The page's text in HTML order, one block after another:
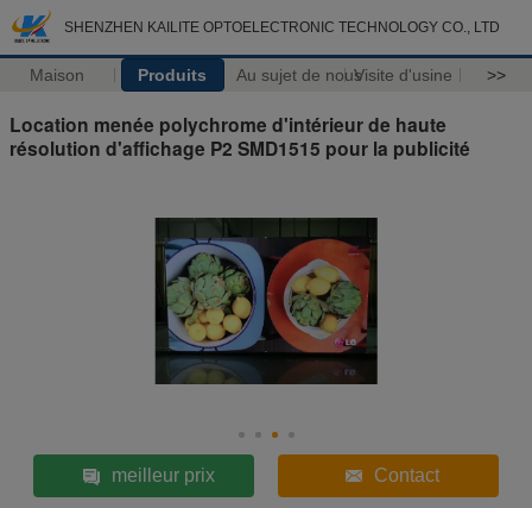
SHENZHEN KAILITE OPTOELECTRONIC TECHNOLOGY CO., LTD
Maison Produits Au sujet de nousVisite d'usine >>
Location menée polychrome d'intérieur de haute
résolution d'affichage P2 SMD1515 pour la publicité
meilleur prix Contact